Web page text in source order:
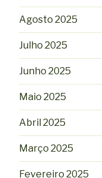
Agosto 2025
Julho 2025
Junho 2025
Maio 2025
Abril 2025
Março 2025
Fevereiro 2025